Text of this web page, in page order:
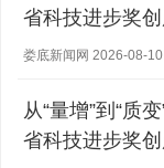
省科技进步奖
娄底新闻网 2026-08-10
从“量增”到“质
省科技进步奖